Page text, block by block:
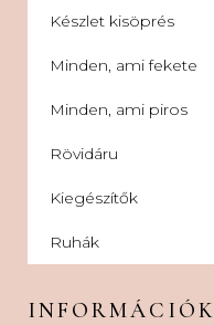
Készlet kisöprés
Minden, ami fekete
Minden, ami piros
Rövidáru
Kiegészítők
Ruhák
INFORMÁCIÓK